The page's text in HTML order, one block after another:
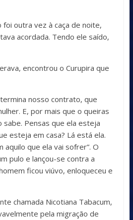
foi outra vez à caça de noite,
acordada. Tendo ele saído,
encontrou o Curupira que
nosso contrato, que
E, por mais que o queiras
sabe. Pensas que ela esteja
esteja em casa? Lá está ela.
aquilo que ela vai sofrer”. O
pulo e lançou-se contra a
ficou viúvo, enloqueceu e
chamada Nicotiana Tabacum,
pela migração de